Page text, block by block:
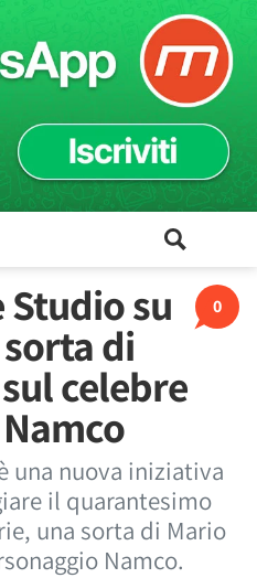
0
Studio su
di
celebre
una nuova iniziativa
il quarantesimo
una sorta di Mario
Namco.